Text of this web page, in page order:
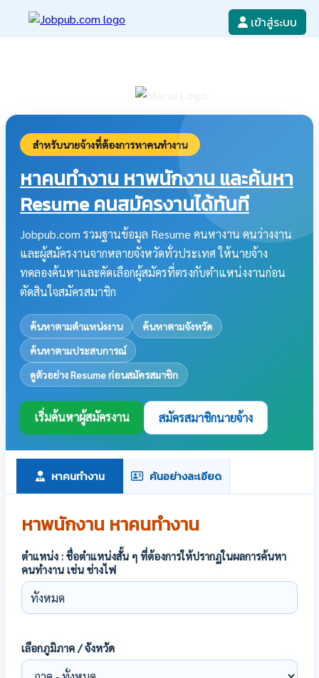
เข้าสู่ระบบ
สำหรับนายจ้างที่ต้องการหาคนทำงาน
หาคนทำงาน หาพนักงาน และค้นหา
Resume คนสมัครงานได้ทันที
Jobpub.com รวมฐานข้อมูล Resume คนหางาน คนว่างงาน
และผู้สมัครงานจากหลายจังหวัดทั่วประเทศ ให้นายจ้าง
ทดลองค้นหาและคัดเลือกผู้สมัครที่ตรงกับตำแหน่งงานก่อน
ตัดสินใจสมัครสมาชิก
ค้นหาตามตำแหน่งงาน
ค้นหาตามจังหวัด
ค้นหาตามประสบการณ์
ดูตัวอย่าง Resume ก่อนสมัครสมาชิก
เริ่มค้นหาผู้สมัครงาน สมัครสมาชิกนายจ้าง
หาคนทำงาน ค้นอย่างละเอียด
หาพนักงาน หาคนทำงาน
ตำแหน่ง : ชื่อตำแหน่งสั้น ๆ ที่ต้องการให้ปรากฏในผลการค้นหา
คนทำงาน เช่น ช่างไฟ
เลือกภูมิภาค / จังหวัด